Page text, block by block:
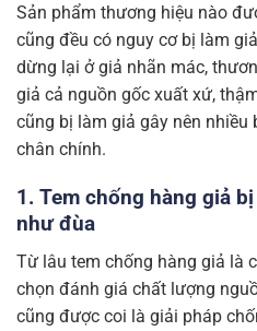
Sản phẩm thương hiệu nào
cũng đều có nguy cơ bị làm
dừng lại ở giả nhãn mác,
giả cả nguồn gốc xuất xứ,
cũng bị làm giả gây nên nhiều
chân chính.
1. Tem chống hàng giả
như đùa
Từ lâu tem chống hàng giả là
chọn đánh giá chất lượng
cũng được coi là giải pháp